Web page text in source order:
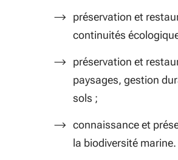
préservation et
continuités
préservation et
paysages, gestion
sols ;
connaissance et
la biodiversité marine.